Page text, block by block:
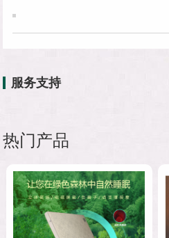
服务支持
热门产品